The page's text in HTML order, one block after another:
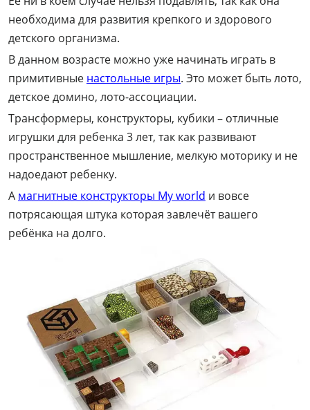
необходима для развития крепкого и здорового
детского организма.
В данном возрасте можно уже начинать играть в
примитивные настольные игры. Это может быть лото,
детское домино, лото-ассоциации.
Трансформеры, конструкторы, кубики – отличные
игрушки для ребенка 3 лет, так как развивают
пространственное мышление, мелкую моторику и не
надоедают ребенку.
А магнитные конструкторы My world и вовсе
потрясающая штука которая завлечёт вашего
ребёнка на долго.